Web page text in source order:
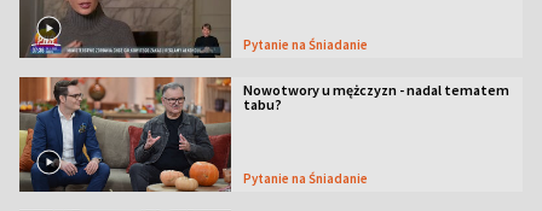
Pytanie na Śniadanie
Nowotwory u mężczyzn - nadal tematem
tabu?
Pytanie na Śniadanie